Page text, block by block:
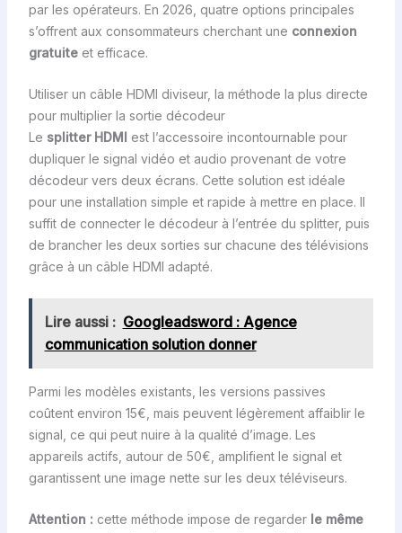
par les opérateurs. En 2026, quatre options principales
s’offrent aux consommateurs cherchant une connexion
gratuiteet efficace.
Utiliser un câble HDMI diviseur, la méthode la plus directe
pour multiplier la sortie décodeur
Le splitter HDMI est l’accessoire incontournable pour
dupliquer le signal vidéo et audio provenant de votre
décodeur vers deux écrans. Cette solution est idéale
pour une installation simple et rapide à mettre en place. Il
suffit de connecter le décodeur à l’entrée du splitter, puis
de brancher les deux sorties sur chacune des télévisions
grâce à un câble HDMI adapté.
Lire aussi : Googleadsword : Agence
communication solution donner
Parmi les modèles existants, les versions passives
coûtent environ 15€, mais peuvent légèrement affaiblir le
signal, ce qui peut nuire à la qualité d’image. Les
appareils actifs, autour de 50€, amplifient le signal et
garantissent une image nette sur les deux téléviseurs.
Attention : cette méthode impose de regarder le même